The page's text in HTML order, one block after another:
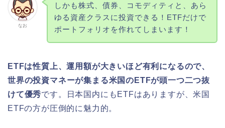
なお
しかも株式、債券、コモディティと、あら
ゆる資産クラスに投資できる！ETFだけで
ポートフォリオを作れてしまいます！
ETFは性質上、運用額が大きいほど有利になるので、
世界の投資マネーが集まる米国のETFが頭一つ二つ抜
けて優秀です。日本国内にもETFはありますが、米国
ETFの方が圧倒的に魅力的。